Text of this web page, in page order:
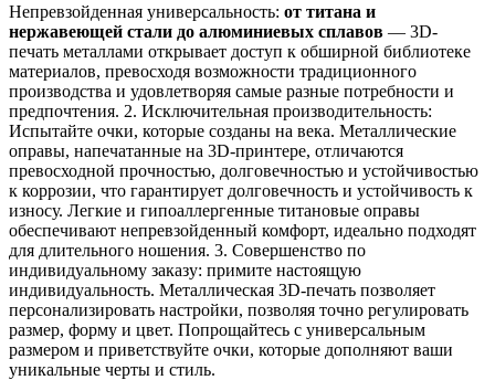
Непревзойденная универсальность: от титана и
нержавеющей стали до алюминиевых сплавов — 3D-
печать металлами открывает доступ к обширной библиотеке
материалов, превосходя возможности традиционного
производства и удовлетворяя самые разные потребности и
предпочтения. 2. Исключительная производительность:
Испытайте очки, которые созданы на века. Металлические
оправы, напечатанные на 3D-принтере, отличаются
превосходной прочностью, долговечностью и устойчивостью
к коррозии, что гарантирует долговечность и устойчивость к
износу. Легкие и гипоаллергенные титановые оправы
обеспечивают непревзойденный комфорт, идеально подходят
для длительного ношения. 3. Совершенство по
индивидуальному заказу: примите настоящую
индивидуальность. Металлическая 3D-печать позволяет
персонализировать настройки, позволяя точно регулировать
размер, форму и цвет. Попрощайтесь с универсальным
размером и приветствуйте очки, которые дополняют ваши
уникальные черты и стиль.